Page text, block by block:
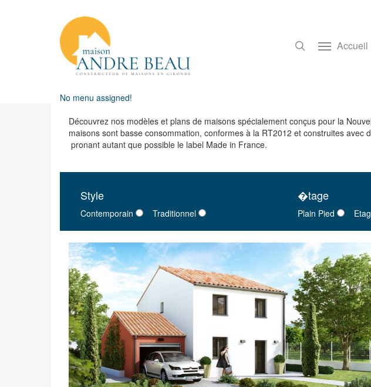
Accueil
No menu assigned!
Découvrez nos modèles et plans de maisons spécialement conçus pour la
maisons sont basse consommation, conformes à la RT2012 et construites
pronant autant que possible le label Made in France.
Style
Contemporain Traditionnel
�tage
Plain Pied